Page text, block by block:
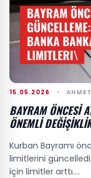
15.05.2026
BAYRAM ÖNCESI
ÖNEMLI
Kurban Bayramı
limitlerini
için limitler arttı....